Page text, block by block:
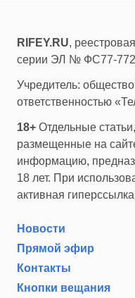
RIFEY.RU,
серии ЭЛ № ФС77-
Учредитель:
ответственностью
18+ Отдельные
размещенные на
информацию,
18 лет. При
активная
Новости
Прямой эфир
Контакты
Кнопки вещания